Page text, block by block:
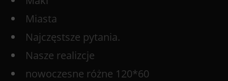
Miasta
Najczęstsze pytania.
Nasze realizcje
nowoczesne różne 120*60